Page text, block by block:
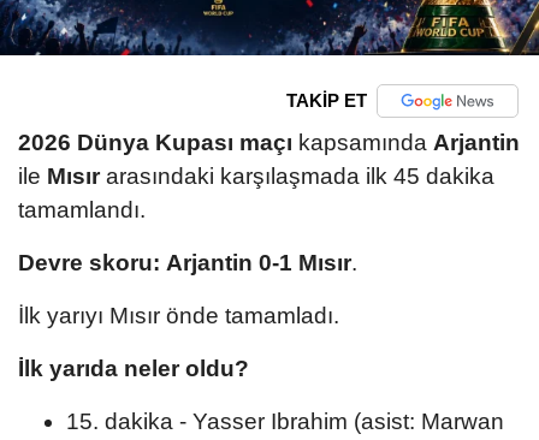
TAKİP ET
2026 Dünya Kupası maçı kapsamında Arjantin
ile Mısırarasındaki karşılaşmada ilk 45 dakika
tamamlandı.
Devre skoru: Arjantin 0-1 Mısır.
İlk yarıyı Mısır önde tamamladı.
İlk yarıda neler oldu?
15. dakika - Yasser Ibrahim (asist: Marwan